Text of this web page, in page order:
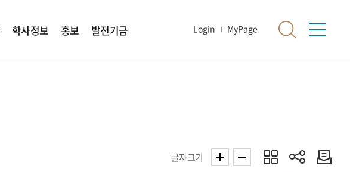
학사정보 홍보 발전기금 Login MyPage
글자크기